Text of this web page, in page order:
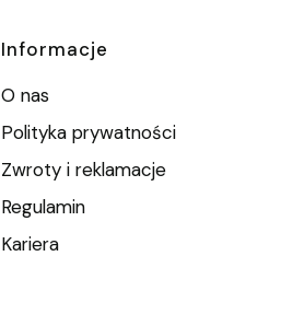
Informacje
O nas
Polityka prywatności
Zwroty i reklamacje
Regulamin
Kariera